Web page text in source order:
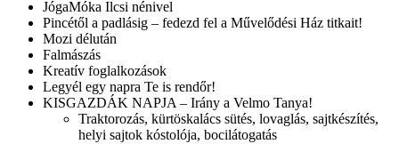
JógaMóka Ilcsi nénivel
Pincétől a padlásig – fedezd fel a Művelődési Ház titkait!
Mozi délután
Falmászás
Kreatív foglalkozások
Legyél egy napra Te is rendőr!
KISGAZDÁK NAPJA – Irány a Velmo Tanya!
Traktorozás, kürtöskalács sütés, lovaglás, sajtkészítés,
helyi sajtok kóstolója, bocilátogatás